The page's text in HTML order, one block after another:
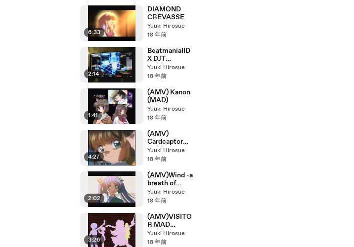
6:33
DIAMOND
CREVASSE
Yuuki Hirosue
18 年前
2:14
BeatmaniaIID
X DJT
PinkRose[A]
Yuuki Hirosue
18 年前
1:41
(AMV) Kanon
(MAD)
Yuuki Hirosue
18 年前
4:27
(AMV)
Cardcaptor
Sakura - pray
Yuuki Hirosue
18 年前
2:02
(AMV)Wind -a
breath of
heart- (Small
Cherry)
Yuuki Hirosue
18 年前
3:26
(AMV)VISITO
R MAD
MOVIE - The
fifth period
Yuuki Hirosue
18 年前